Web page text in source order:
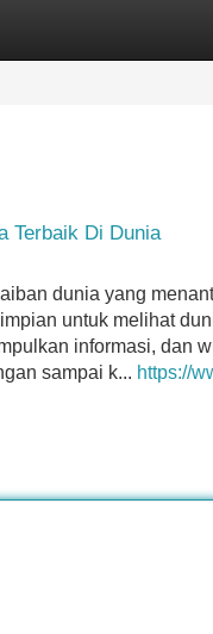
Terbaik Di Dunia
dunia yang
untuk melihat
informasi, dan
sampai k... https://